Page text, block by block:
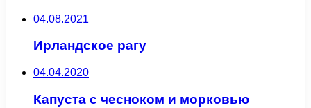
04.08.2021
Ирландское рагу
04.04.2020
Капуста с чесноком и морковью